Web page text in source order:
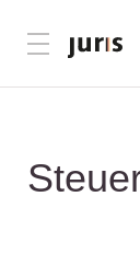
Menü öffnen